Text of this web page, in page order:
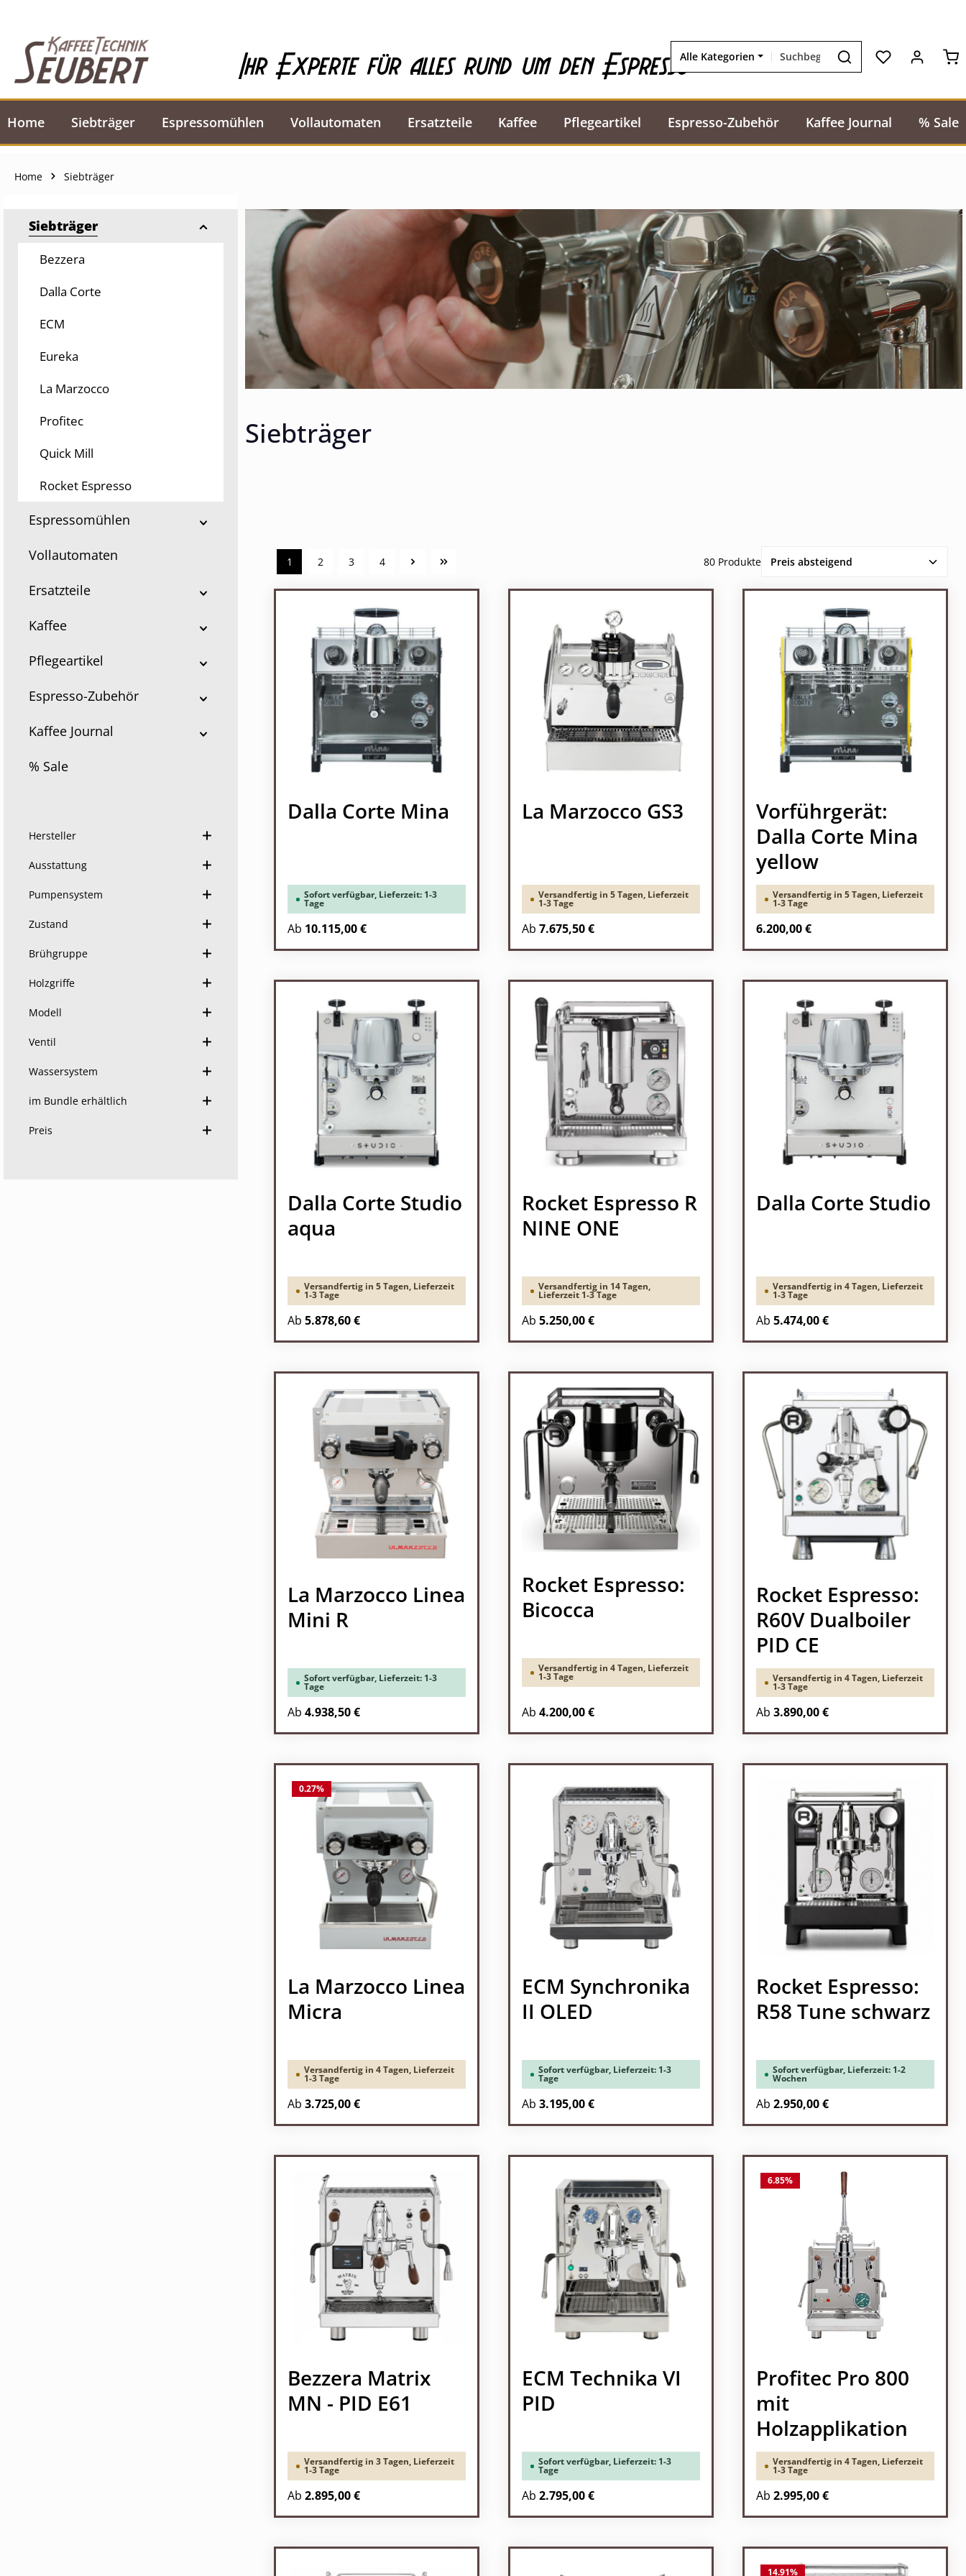
Ihr Experte für alles rund um den EspressoAlle Kategorien
Home Siebträger Espressomühlen Vollautomaten Ersatzteile Kaffee Pflegeartikel Espresso-Zubehör Kaffee Journal % Sale
Home Siebträger
Siebträger
Bezzera
Dalla Corte
ECM
Eureka
La Marzocco
Profitec
Quick Mill
Rocket Espresso
Espressomühlen
Vollautomaten
Ersatzteile
Kaffee
Pflegeartikel
Espresso-Zubehör
Kaffee Journal
% Sale
Hersteller
Ausstattung
Pumpensystem
Zustand
Brühgruppe
Holzgriffe
Modell
Ventil
Wassersystem
im Bundle erhältlich
Preis
Siebträger
Seite
1 Seite
2 Seite
3 Seite
4 80 Produkte
Dalla Corte Mina
Sofort verfügbar, Lieferzeit: 1-3
Tage
Ab 10.115,00 €
La Marzocco GS3
Versandfertig in 5 Tagen, Lieferzeit
1-3 Tage
Regulärer Preis:
Ab 7.675,50 €
Vorführgerät:
Dalla Corte Mina
yellow
Versandfertig in 5 Tagen, Lieferzeit
1-3 Tage
Regulärer Preis:
6.200,00 €
Dalla Corte Studio
aqua
Versandfertig in 5 Tagen, Lieferzeit
1-3 Tage
Ab 5.878,60 €
Rocket Espresso R
NINE ONE
Versandfertig in 14 Tagen,
Lieferzeit 1-3 Tage
Ab 5.250,00 €
Dalla Corte Studio
Versandfertig in 4 Tagen, Lieferzeit
1-3 Tage
Ab 5.474,00 €
La Marzocco Linea
Mini R
Sofort verfügbar, Lieferzeit: 1-3
Tage
Ab 4.938,50 €
Rocket Espresso:
Bicocca
Versandfertig in 4 Tagen, Lieferzeit
1-3 Tage
Ab 4.200,00 €
Rocket Espresso:
R60V Dualboiler
PID CE
Versandfertig in 4 Tagen, Lieferzeit
1-3 Tage
Ab 3.890,00 €
0.27%
La Marzocco Linea
Micra
Versandfertig in 4 Tagen, Lieferzeit
1-3 Tage
Ab 3.725,00 €
ECM Synchronika
II OLED
Sofort verfügbar, Lieferzeit: 1-3
Tage
Ab 3.195,00 €
Rocket Espresso:
R58 Tune schwarz
Sofort verfügbar, Lieferzeit: 1-2
Wochen
Ab 2.950,00 €
Bezzera Matrix
MN - PID E61
Versandfertig in 3 Tagen, Lieferzeit
1-3 Tage
Ab 2.895,00 €
ECM Technika VI
PID
Sofort verfügbar, Lieferzeit: 1-3
Tage
Ab 2.795,00 €
6.85%
Profitec Pro 800
mit
Holzapplikation
Versandfertig in 4 Tagen, Lieferzeit
1-3 Tage
Ab 2.995,00 €
14.91%